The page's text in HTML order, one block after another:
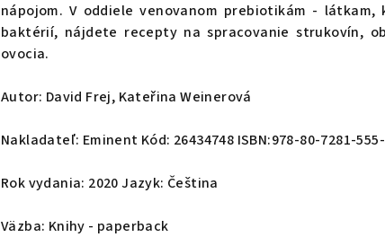
nápojom. V oddiele venovanom prebiotikám -
baktérií, nájdete recepty na spracovanie strukovín,
ovocia.
Autor: David Frej, Kateřina Weinerová
Nakladateľ: Eminent Kód: 26434748 ISBN:978-80-7281-
Rok vydania: 2020 Jazyk: Čeština
Väzba: Knihy - paperback